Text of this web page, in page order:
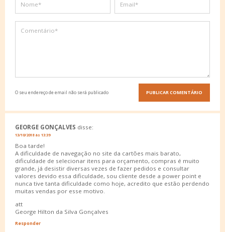
O seu endereço de email não será publicado
GEORGE GONÇALVES disse:
13/10/2018 às 13:39
Boa tarde!
A dificuldade de navegação no site da cartões mais barato,
dificuldade de selecionar itens para orçamento, compras é muito
grande, já desistir diversas vezes de fazer pedidos e consultar
valores devido essa dificuldade, sou cliente desde a power point e
nunca tive tanta dificuldade como hoje, acredito que estão perdendo
muitas vendas por esse motivo.
att
George Hilton da Silva Gonçalves
Responder